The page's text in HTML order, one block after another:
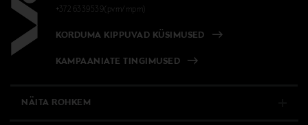
+372 6339539(pvm/mpm)
KORDUMA KIPPUVAD KÜSIMUSED
KAMPAANIATE TINGIMUSED
NÄITA ROHKEM